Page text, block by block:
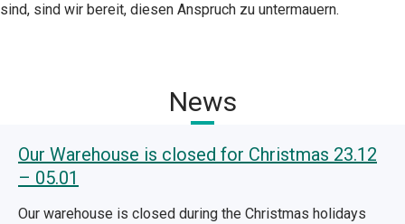
sind, sind wir bereit, diesen Anspruch zu untermauern.
News
Our Warehouse is closed for Christmas 23.12
– 05.01
Our warehouse is closed during the Christmas holidays